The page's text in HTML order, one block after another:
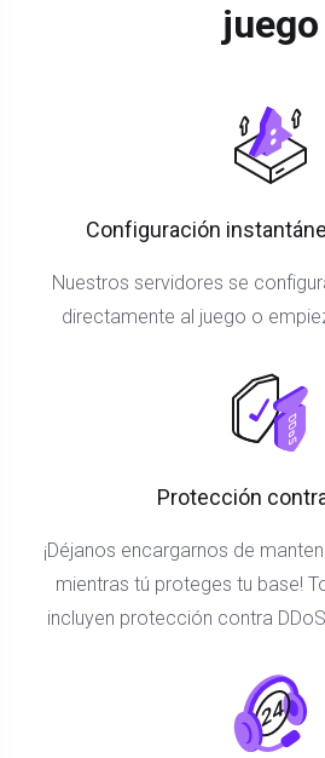
juego
Configuración
Nuestros servidores se
directamente al juego o
Protección
¡Déjanos encargarnos de
mientras tú proteges tu base!
incluyen protección contra